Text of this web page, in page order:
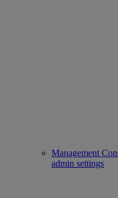
Management
admin settings